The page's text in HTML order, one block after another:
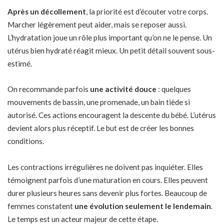
Après un décollement, la priorité est d’écouter votre corps.
Marcher légèrement peut aider, mais se reposer aussi.
L’hydratation joue un rôle plus important qu’on ne le pense. Un
utérus bien hydraté réagit mieux. Un petit détail souvent sous-
estimé.
On recommande parfois une activité douce : quelques
mouvements de bassin, une promenade, un bain tiède si
autorisé. Ces actions encouragent la descente du bébé. L’utérus
devient alors plus réceptif. Le but est de créer les bonnes
conditions.
Les contractions irrégulières ne doivent pas inquiéter. Elles
témoignent parfois d’une maturation en cours. Elles peuvent
durer plusieurs heures sans devenir plus fortes. Beaucoup de
femmes constatent une évolution seulement le lendemain.
Le temps est un acteur majeur de cette étape.